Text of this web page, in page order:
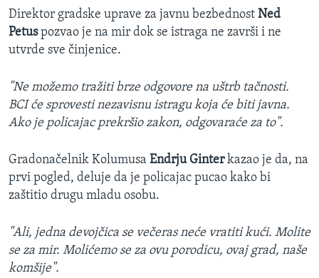
Direktor gradske uprave za javnu bezbednost Ned
Petuspozvao je na mir dok se istraga ne završi i ne
utvrde sve činjenice.
"Ne možemo tražiti brze odgovore na uštrb tačnosti.
BCI će sprovesti nezavisnu istragu koja će biti javna.
Ako je policajac prekršio zakon, odgovaraće za to".
Gradonačelnik Kolumusa Endrju Ginterkazao je da, na
prvi pogled, deluje da je policajac pucao kako bi
zaštitio drugu mladu osobu.
"Ali, jedna devojčica se večeras neće vratiti kući. Molite
se za mir. Molićemo se za ovu porodicu, ovaj grad, naše
komšije".